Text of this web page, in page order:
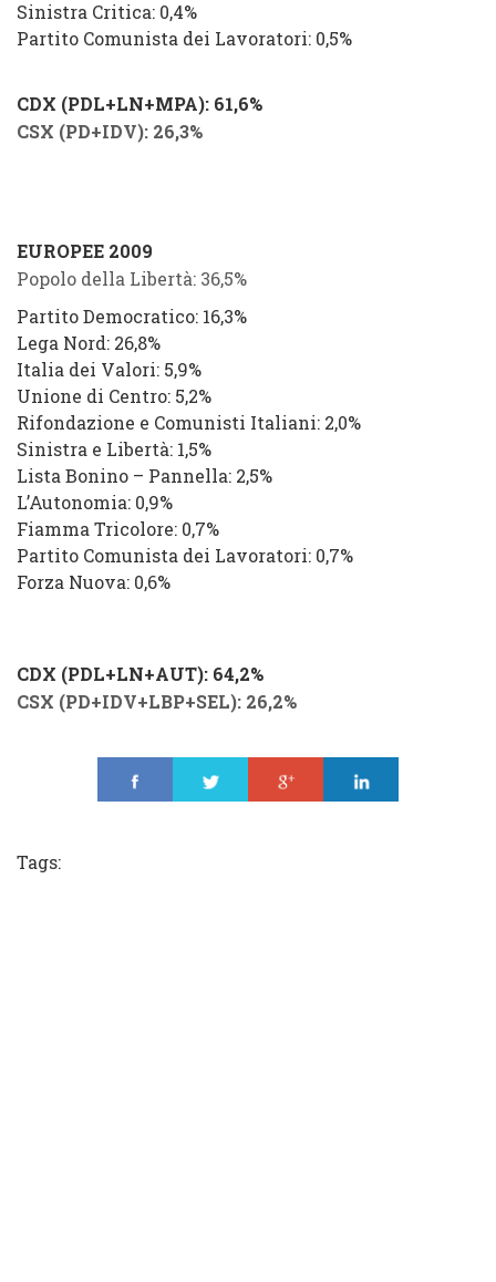
Sinistra Critica: 0,4%
Partito Comunista dei Lavoratori: 0,5%
CDX (PDL+LN+MPA): 61,6%
CSX (PD+IDV): 26,3%
EUROPEE 2009
Popolo della Libertà: 36,5%
Partito Democratico: 16,3%
Lega Nord: 26,8%
Italia dei Valori: 5,9%
Unione di Centro: 5,2%
Rifondazione e Comunisti Italiani: 2,0%
Sinistra e Libertà: 1,5%
Lista Bonino – Pannella: 2,5%
L’Autonomia: 0,9%
Fiamma Tricolore: 0,7%
Partito Comunista dei Lavoratori: 0,7%
Forza Nuova: 0,6%
CDX (PDL+LN+AUT): 64,2%
CSX (PD+IDV+LBP+SEL): 26,2%
Tags: